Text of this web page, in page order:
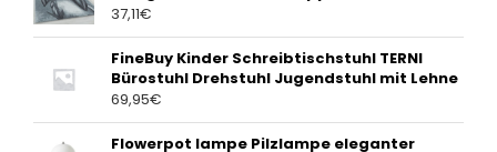
37,11€
FineBuy Kinder Schreibtischstuhl TERNI
Bürostuhl Drehstuhl Jugendstuhl mit Lehne
69,95€
Flowerpot lampe Pilzlampe eleganter